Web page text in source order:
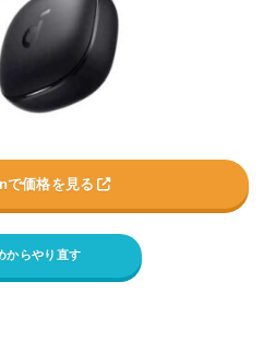
で価格を見る
からやり直す